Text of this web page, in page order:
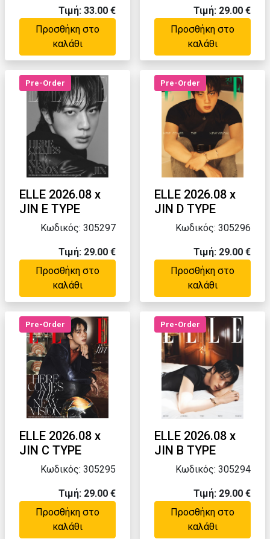
Τιμή: 33.00 €
Προσθήκη στο
καλάθι
Τιμή: 29.00 €
Προσθήκη στο
καλάθι
Pre-Order
ELLE 2026.08 x
JIN E TYPE
Κωδικός: 305297
Τιμή: 29.00 €
Προσθήκη στο
καλάθι
Pre-Order
ELLE 2026.08 x
JIN D TYPE
Κωδικός: 305296
Τιμή: 29.00 €
Προσθήκη στο
καλάθι
Pre-Order
ELLE 2026.08 x
JIN C TYPE
Κωδικός: 305295
Τιμή: 29.00 €
Προσθήκη στο
καλάθι
Pre-Order
ELLE 2026.08 x
JIN B TYPE
Κωδικός: 305294
Τιμή: 29.00 €
Προσθήκη στο
καλάθι